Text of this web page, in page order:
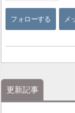
フォローする メ
更新記事